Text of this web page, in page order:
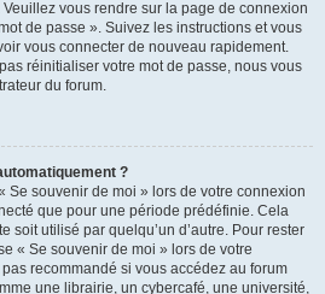
vous rendre sur la page de connexion
de passe ». Suivez les instructions et vous
vous connecter de nouveau rapidement.
réinitialiser votre mot de passe, nous vous
du forum.
?
Se souvenir de moi » lors de votre connexion
que pour une période prédéfinie. Cela
soit utilisé par quelqu’un d’autre. Pour rester
« Se souvenir de moi » lors de votre
recommandé si vous accédez au forum
une librairie, un cybercafé, une université,